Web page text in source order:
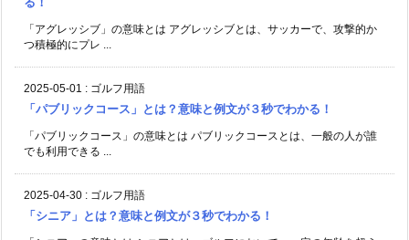
「アグレッシブ」の意味とは アグレッシブとは、サッカーで、攻撃的か
つ積極的にプレ ...
2025-05-01 : ゴルフ用語
「パブリックコース」とは？意味と例文が３秒でわかる！
「パブリックコース」の意味とは パブリックコースとは、一般の人が誰
でも利用できる ...
2025-04-30 : ゴルフ用語
「シニア」とは？意味と例文が３秒でわかる！